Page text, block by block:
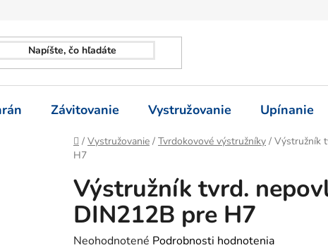
Závitovanie Vystružovanie Upínanie
Domov
/ Vystružovanie / Tvrdokovové výstružníky / Výstružník
H7
Výstružník tvrd.
DIN212B pre H7
Priemerné
Neohodnotené Podrobnosti hodnotenia